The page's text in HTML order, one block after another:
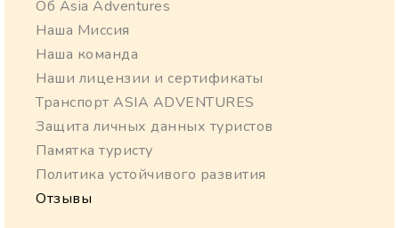
Об Asia Adventures
Наша Миссия
Наша команда
Наши лицензии и сертификаты
Транспорт ASIA ADVENTURES
Защита личных данных туристов
Памятка туристу
Политика устойчивого развития
Отзывы